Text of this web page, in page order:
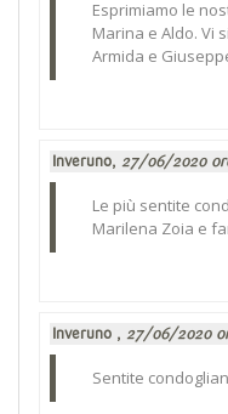
Esprimiamo le
Marina e Aldo. Vi
Armida e
Inveruno, 27/06/2020
Le più sentite
Marilena Zoia e
Inveruno , 27/06/2020
Sentite